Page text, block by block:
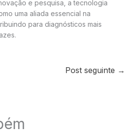
e pesquisa, a tecnologia
uma aliada essencial na
para diagnósticos mais
Post seguinte →